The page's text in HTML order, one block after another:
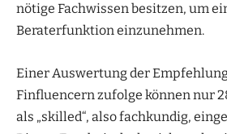
nötige Fachwissen besitzen, um
Beraterfunktion einzunehmen.
Einer Auswertung der
Finfluencern zufolge können nur
als „skilled“, also fachkundig,